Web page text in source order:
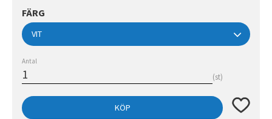
FÄRG
Antal
st
KÖP Lägg till